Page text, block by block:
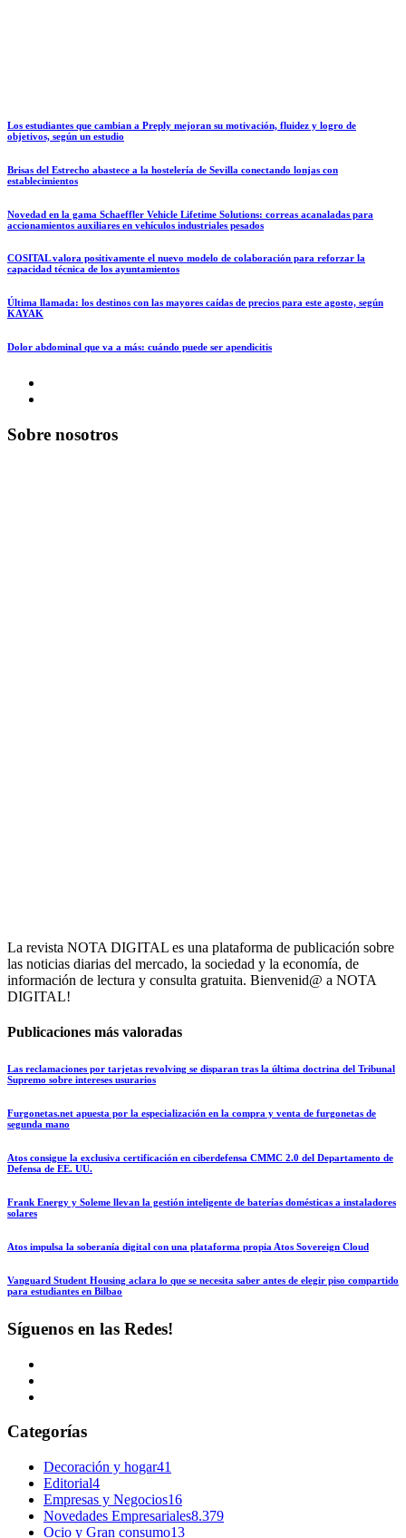
Los estudiantes que cambian a Preply mejoran su motivación, fluidez y logro de
objetivos, según un estudio
Brisas del Estrecho abastece a la hostelería de Sevilla conectando lonjas con
establecimientos
Novedad en la gama Schaeffler Vehicle Lifetime Solutions: correas acanaladas para
accionamientos auxiliares en vehículos industriales pesados
COSITAL valora positivamente el nuevo modelo de colaboración para reforzar la
capacidad técnica de los ayuntamientos
Última llamada: los destinos con las mayores caídas de precios para este agosto, según
KAYAK
Dolor abdominal que va a más: cuándo puede ser apendicitis
Sobre nosotros
La revista NOTA DIGITAL es una plataforma de publicación sobre
las noticias diarias del mercado, la sociedad y la economía, de
información de lectura y consulta gratuita. Bienvenid@ a NOTA
DIGITAL!
Publicaciones más valoradas
Las reclamaciones por tarjetas revolving se disparan tras la última doctrina del Tribunal
Supremo sobre intereses usurarios
Furgonetas.net apuesta por la especialización en la compra y venta de furgonetas de
segunda mano
Atos consigue la exclusiva certificación en ciberdefensa CMMC 2.0 del Departamento de
Defensa de EE. UU.
Frank Energy y Soleme llevan la gestión inteligente de baterías domésticas a instaladores
solares
Atos impulsa la soberanía digital con una plataforma propia Atos Sovereign Cloud
Vanguard Student Housing aclara lo que se necesita saber antes de elegir piso compartido
para estudiantes en Bilbao
Síguenos en las Redes!
Categorías
Decoración y hogar41
Editorial4
Empresas y Negocios16
Novedades Empresariales8.379
Ocio y Gran consumo13